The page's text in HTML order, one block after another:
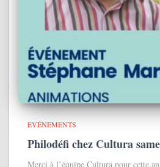
EVÉNEMENTS
Philodéfi chez Cultura
Merci à l’équipe Cultura pour cette